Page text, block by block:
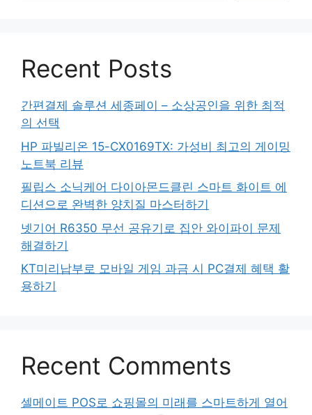
Recent Posts
간편결제 솔루션 세종페이 – 소상공인을 위한 최적
의 선택
HP 파빌리온 15-CX0169TX: 가성비 최고의 게이밍
노트북 리뷰
필립스 소닉케어 다이아몬드클린 스마트 화이트 에
디션으로 완벽한 양치질 마스터하기
넷기어 R6350 무선 공유기로 집안 와이파이 문제
해결하기
KT미리납부로 모바일 게임 과금 시 PC결제 혜택 활
용하기
Recent Comments
셀메이트 POS로 쇼핑몰의 미래를 스마트하게 열어